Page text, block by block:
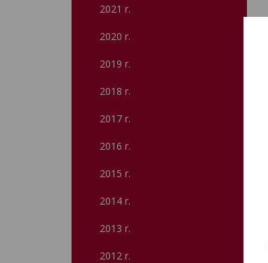
2021 r.
2020 r.
2019 r.
2018 r.
2017 r.
2016 r.
2015 r.
2014 r.
2013 r.
2012 r.